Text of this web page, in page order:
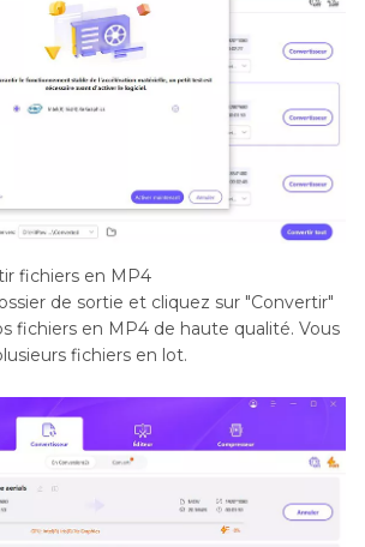
fichiers en MP4
de sortie et cliquez sur "Convertir"
fichiers en MP4 de haute qualité. Vous
fichiers en lot.